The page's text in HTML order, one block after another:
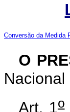
Conversão da Medida
O
Art. 1o